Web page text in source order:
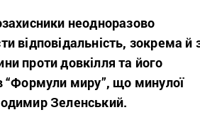
неодноразово
відповідальність, зокрема й
проти довкілля та його
“Формули миру”, що минулої
Зеленський.